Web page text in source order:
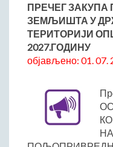
ПРЕЧЕГ
ЗЕМЉИШТА У
ТЕРИТОРИЈИ
2027.ГОДИНУ
објављено: 01. 07.